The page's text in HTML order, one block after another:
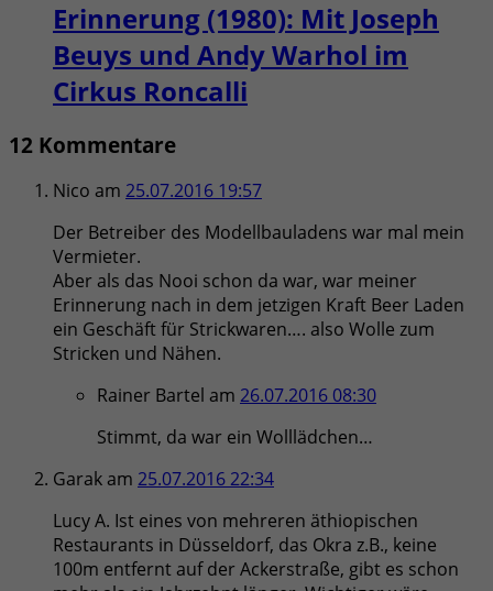
Erinnerung (1980): Mit Joseph
Beuys und Andy Warhol im
Cirkus Roncalli
12 Kommentare
Nico am 25.07.2016 19:57
Der Betreiber des Modellbauladens war mal mein
Vermieter.
Aber als das Nooi schon da war, war meiner
Erinnerung nach in dem jetzigen Kraft Beer Laden
ein Geschäft für Strickwaren…. also Wolle zum
Stricken und Nähen.
Rainer Bartel am 26.07.2016 08:30
Stimmt, da war ein Wolllädchen…
Garakam 25.07.2016 22:34
Lucy A. Ist eines von mehreren äthiopischen
Restaurants in Düsseldorf, das Okra z.B., keine
100m entfernt auf der Ackerstraße, gibt es schon